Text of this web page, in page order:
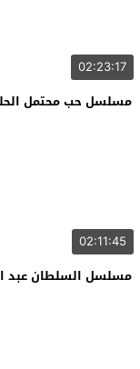
02:23:17
مسلسل حب محتمل
02:11:45
مسلسل السلطان عبد